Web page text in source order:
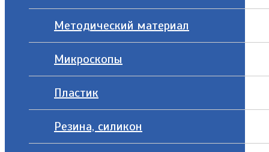
Методический материал
Микроскопы
Пластик
Резина, силикон